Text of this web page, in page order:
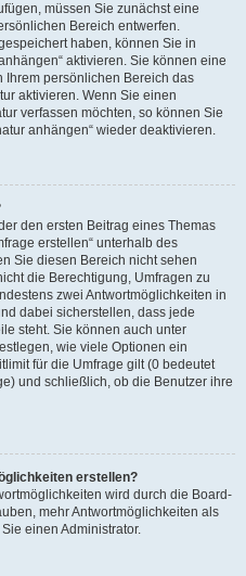
müssen Sie zunächst eine
Bereich entwerfen.
haben, können Sie in
aktivieren. Sie können eine
Ihrem persönlichen Bereich das
aktivieren. Wenn Sie einen
verfassen möchten, so können Sie
anhängen“ wieder deaktivieren.
den ersten Beitrag eines Themas
erstellen“ unterhalb des
Sie diesen Bereich nicht sehen
die Berechtigung, Umfragen zu
zwei Antwortmöglichkeiten in
dabei sicherstellen, dass jede
steht. Sie können auch unter
wie viele Optionen ein
für die Umfrage gilt (0 bedeutet
und schließlich, ob die Benutzer ihre
erstellen?
wird durch die Board-
mehr Antwortmöglichkeiten als
einen Administrator.